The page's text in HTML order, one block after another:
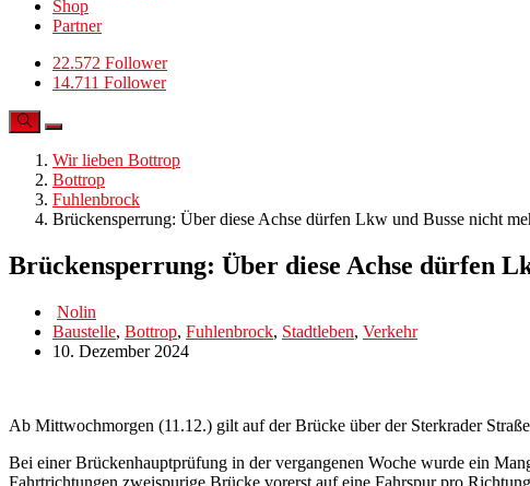
Shop
Partner
22.572 Follower
14.711 Follower
Wir lieben Bottrop
Bottrop
Fuhlenbrock
Brückensperrung: Über diese Achse dürfen Lkw und Busse nicht
Brückensperrung: Über diese Achse dürfen
Nolin
Baustelle, Bottrop, Fuhlenbrock, Stadtleben, Verkehr
10. Dezember 2024
Ab Mittwochmorgen (11.12.) gilt auf der Brücke über der Sterkrader
Bei einer Brückenhauptprüfung in der vergangenen Woche wurde ein
Fahrtrichtungen zweispurige Brücke vorerst auf eine Fahrspur pro